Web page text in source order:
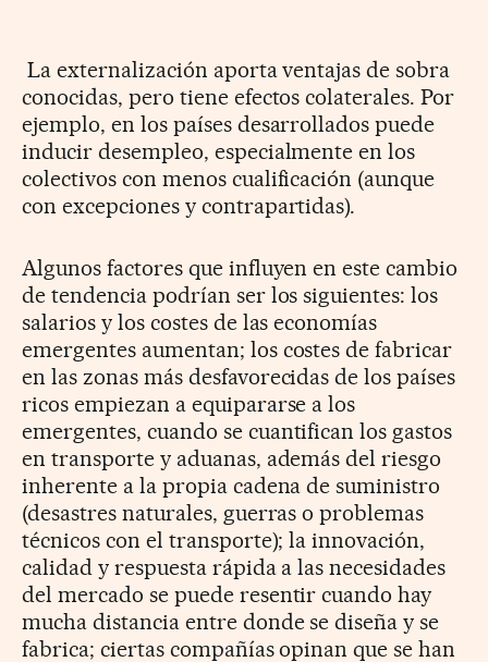
La externalización aporta ventajas de sobra
conocidas, pero tiene efectos colaterales. Por
ejemplo, en los países desarrollados puede
inducir desempleo, especialmente en los
colectivos con menos cualificación (aunque
con excepciones y contrapartidas).
Algunos factores que influyen en este cambio
de tendencia podrían ser los siguientes: los
salarios y los costes de las economías
emergentes aumentan; los costes de fabricar
en las zonas más desfavorecidas de los países
ricos empiezan a equipararse a los
emergentes, cuando se cuantifican los gastos
en transporte y aduanas, además del riesgo
inherente a la propia cadena de suministro
(desastres naturales, guerras o problemas
técnicos con el transporte); la innovación,
calidad y respuesta rápida a las necesidades
del mercado se puede resentir cuando hay
mucha distancia entre donde se diseña y se
fabrica; ciertas compañías opinan que se han